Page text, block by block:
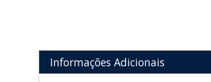
Informações Adicionais